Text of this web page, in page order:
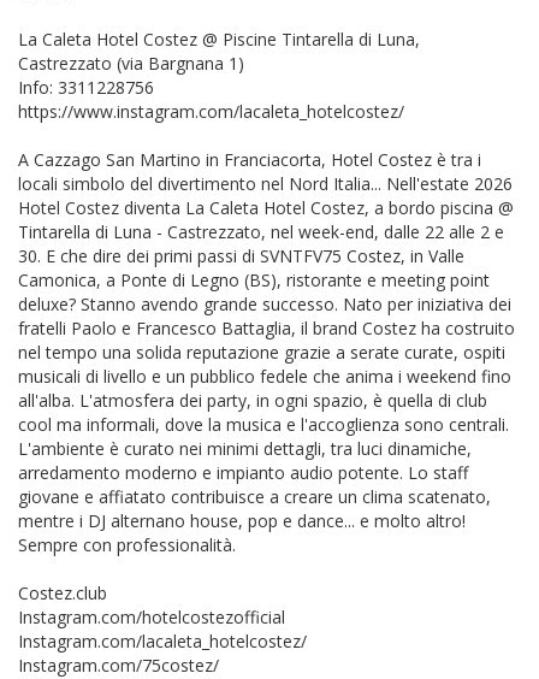
La Caleta Hotel Costez @ Piscine Tintarella di Luna,
Castrezzato (via Bargnana 1)
Info: 3311228756
https://www.instagram.com/lacaleta_hotelcostez/
A Cazzago San Martino in Franciacorta, Hotel Costez è tra i
locali simbolo del divertimento nel Nord Italia... Nell'estate 2026
Hotel Costez diventa La Caleta Hotel Costez, a bordo piscina @
Tintarella di Luna - Castrezzato, nel week-end, dalle 22 alle 2 e
30. E che dire dei primi passi di SVNTFV75 Costez, in Valle
Camonica, a Ponte di Legno (BS), ristorante e meeting point
deluxe? Stanno avendo grande successo. Nato per iniziativa dei
fratelli Paolo e Francesco Battaglia, il brand Costez ha costruito
nel tempo una solida reputazione grazie a serate curate, ospiti
musicali di livello e un pubblico fedele che anima i weekend fino
all'alba. L'atmosfera dei party, in ogni spazio, è quella di club
cool ma informali, dove la musica e l'accoglienza sono centrali.
L'ambiente è curato nei minimi dettagli, tra luci dinamiche,
arredamento moderno e impianto audio potente. Lo staff
giovane e affiatato contribuisce a creare un clima scatenato,
mentre i DJ alternano house, pop e dance... e molto altro!
Sempre con professionalità.
Costez.club
Instagram.com/hotelcostezofficial
Instagram.com/lacaleta_hotelcostez/
Instagram.com/75costez/